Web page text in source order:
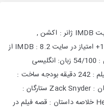
⭐️ فیلم 201 در لیست 250 فیلم برتر سایت IMDB ژانر : اکشن ,
ماجراجویی , علمی تخیلی درجه فیلم : 17+ امتیاز در سایت IMDB : 8.2 از
10 با 242,965 رای دهنده نمره منتقدین : 54/100 زبان: انگلیسی
محصول کشور: آمریکا , انگلستان زمان فیلم : 242 دقیقه بودجه ساخت :
$370,000,000 فروش جهانی : $ کارگردان : Zack Snyder ستارگان :
Henry Cavill, Ben Affleck, Gal Gadot خلاصه داستان : قصه فیلم در